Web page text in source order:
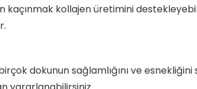
kollajen üretimini
dokunun sağlamlığını ve esnekliğini